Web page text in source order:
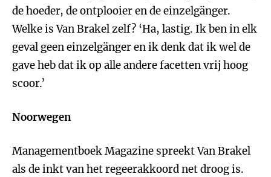
de hoeder, de ontplooier en de einzelgänger.
Welke is Van Brakel zelf? ‘Ha, lastig. Ik ben in elk
geval geen einzelgänger en ik denk dat ik wel de
gave heb dat ik op alle andere facetten vrij hoog
scoor.’
Noorwegen
Managementboek Magazine spreekt Van Brakel
als de inkt van het regeerakkoord net droog is.